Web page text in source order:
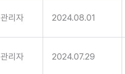
관리자 2024.08.01
관리자 2024.07.29